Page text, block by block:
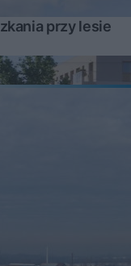
przy lesie